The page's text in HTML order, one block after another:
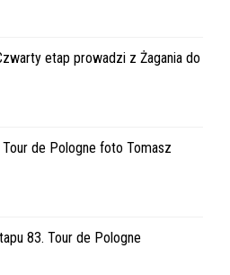
etap prowadzi z Żagania do
de Pologne foto Tomasz
83. Tour de Pologne